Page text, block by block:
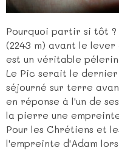
Pourquoi partir si tôt ?
(2243 m) avant le lever
est un véritable
Le Pic serait le
séjourné sur terre
en réponse à l'un de
la pierre une
Pour les Chrétiens et
l'empreinte d'Adam